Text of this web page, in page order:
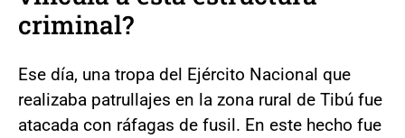
criminal?
Ese día, una tropa del Ejército Nacional que
realizaba patrullajes en la zona rural de Tibú fue
atacada con ráfagas de fusil. En este hecho fue